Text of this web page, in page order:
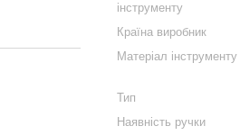
інструменту
Країна виробник
Матеріал інструменту
Тип
Наявність ручки